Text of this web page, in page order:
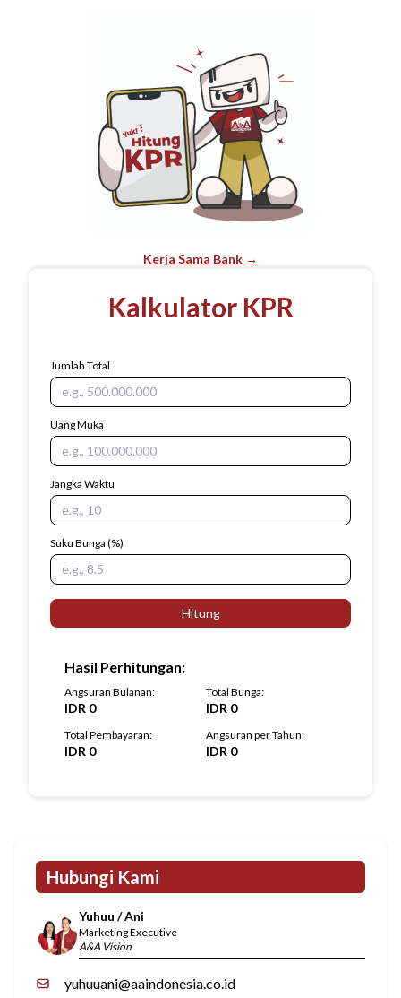
Kerja Sama Bank →
Kalkulator KPR
Jumlah Total
Uang Muka
Jangka Waktu
Suku Bunga (%)
Hitung
Hasil Perhitungan:
Angsuran Bulanan:
IDR 0
Total Bunga:
IDR 0
Total Pembayaran:
IDR 0
Angsuran per Tahun:
IDR 0
Hubungi Kami
Yuhuu / Ani
Marketing Executive
A&A Vision
yuhuuani@aaindonesia.co.id